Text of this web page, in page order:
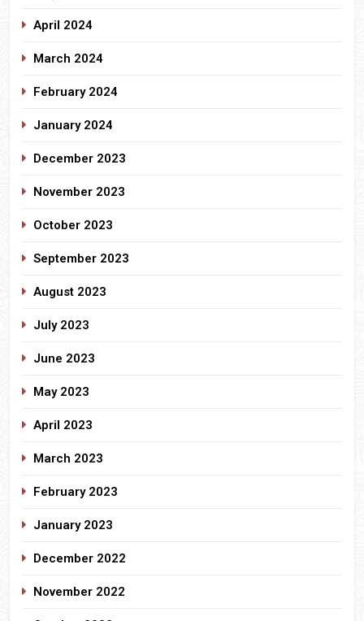
April 2024
March 2024
February 2024
January 2024
December 2023
November 2023
October 2023
September 2023
August 2023
July 2023
June 2023
May 2023
April 2023
March 2023
February 2023
January 2023
December 2022
November 2022